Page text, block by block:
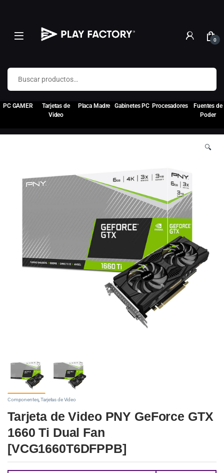
0
Buscar por:
PC GAMER
Tarjetas de
Video
Placa Madre Gabinetes PC Procesadores
Fuentes de
Poder
🔍
Componentes,Tarjetas de Video
Tarjeta de Video PNY GeForce GTX
1660 Ti Dual Fan
[VCG1660T6DFPPB]